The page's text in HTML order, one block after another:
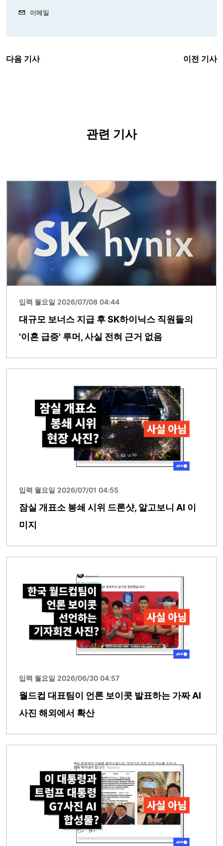
이메일
다음 기사 이전 기사
관련 기사
입력 월요일 2026/07/08 04:44
대규모 보너스 지급 후 SK하이닉스 직원들의
'이혼 급증' 루머, 사실 전혀 근거 없음
입력 월요일 2026/07/01 04:55
잠실 개표소 봉쇄 시위 드론샷, 알고보니 AI 이
미지
입력 월요일 2026/06/30 04:57
월드컵 대표팀이 언론 보이콧 발표하는 가짜 AI
사진 해외에서 확산